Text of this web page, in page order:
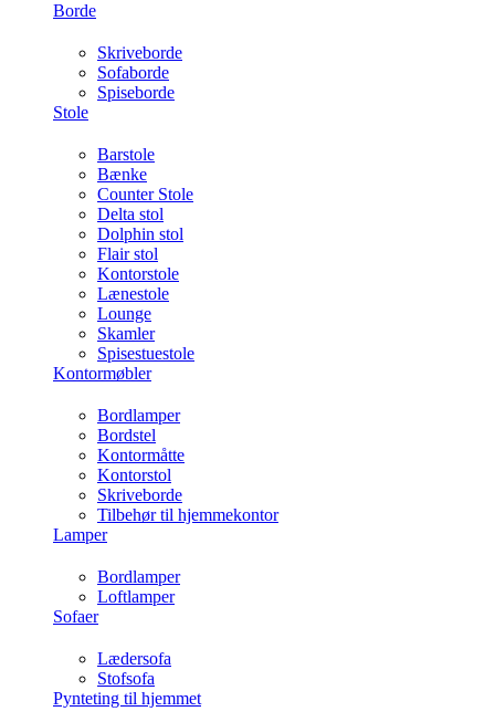
Borde
Skriveborde
Sofaborde
Spiseborde
Stole
Barstole
Bænke
Counter Stole
Delta stol
Dolphin stol
Flair stol
Kontorstole
Lænestole
Lounge
Skamler
Spisestuestole
Kontormøbler
Bordlamper
Bordstel
Kontormåtte
Kontorstol
Skriveborde
Tilbehør til hjemmekontor
Lamper
Bordlamper
Loftlamper
Sofaer
Lædersofa
Stofsofa
Pynteting til hjemmet